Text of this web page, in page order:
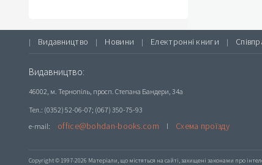
| Видавництво | Новини | Електронні книги |
Видавництво:
46002, м. Тернопіль, просп. Степана Бандери, 34а
Тел.: (0352) 52-06-07; (067) 350-75-93
e-mail:
office@bohdan-books.com l Схема проїзду
Copyright © 1997-2026 Матеріали, що містяться на сайті, захищені законами про